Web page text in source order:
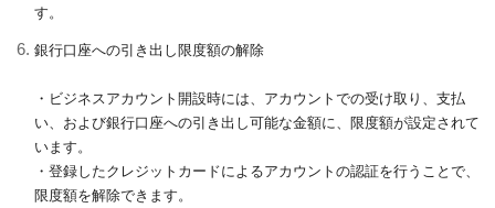
す。
銀行口座への引き出し限度額の解除
・ビジネスアカウント開設時には、アカウントでの受け取り、支払
い、および銀行口座への引き出し可能な金額に、限度額が設定されて
います。
・登録したクレジットカードによるアカウントの認証を行うことで、
限度額を解除できます。